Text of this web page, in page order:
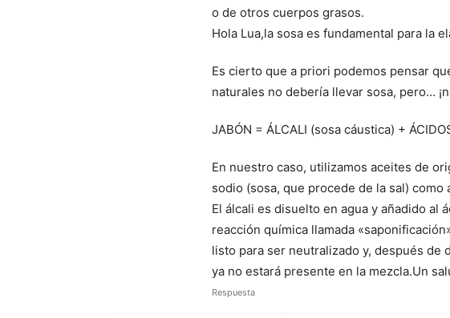
o de otros cuerpos grasos.
Hola Lua,la sosa es fundamental para la
Es cierto que a priori podemos pensar
naturales no debería llevar sosa, pero…
JABÓN = ÁLCALI (sosa cáustica) +
En nuestro caso, utilizamos aceites de
sodio (sosa, que procede de la sal) como
El álcali es disuelto en agua y añadido al
reacción química llamada
listo para ser neutralizado y, después de
ya no estará presente en la mezcla.Un
Respuesta